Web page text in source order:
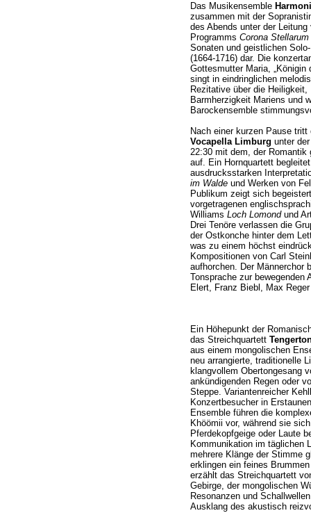
Das Musikensemble
zusammen mit der
des Abends unter der
Programms Corona Stellarum
Sonaten und geistlichen
(1664-1716) dar. Die
Gottesmutter Maria, „Königin
singt in eindringlichen
Rezitative über die
Barmherzigkeit Mariens und
Barockensemble
Nach einer kurzen Pause
Vocapella Limburg unter
22:30 mit dem, der
auf. Ein Hornquartett
ausdrucksstarken
im Waldeund Werken von
Publikum zeigt sich
vorgetragenen
Williams Loch Lomondund
Drei Tenöre verlassen die
der Ostkonche hinter dem
was zu einem höchst
Kompositionen von Carl
aufhorchen. Der Männerchor
Tonsprache zur bewegenden
Elert, Franz Biebl, Max
Ein Höhepunkt der
das Streichquartett
aus einem mongolischen
neu arrangierte, traditionelle
klangvollem Obertongesang
ankündigenden Regen oder
Steppe. Variantenreicher
Konzertbesucher in
Ensemble führen die
Khöömii vor, während sie
Pferdekopfgeige oder Laute
Kommunikation im täglichen
mehrere Klänge der Stimme
erklingen ein feines
erzählt das Streichquartett
Gebirge, der mongolischen
Resonanzen und
Ausklang des akustisch